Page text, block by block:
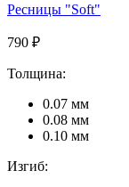
Ресницы "Soft"
790 ₽
Толщина:
0.07 мм
0.08 мм
0.10 мм
Изгиб: